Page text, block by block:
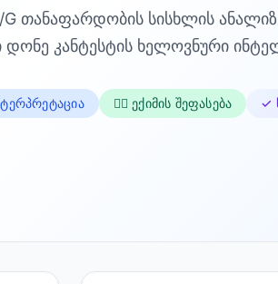
სისხლის
კანტესტის ხელოვნური
👨‍⚕️ ექიმის შეფასება ✓